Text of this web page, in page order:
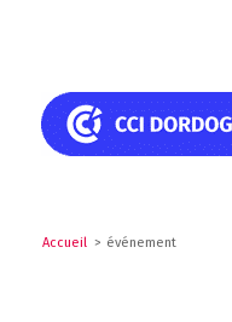
Accueil > événement